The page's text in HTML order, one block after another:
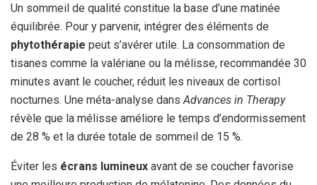
Un sommeil de qualité constitue la base d’une matinée
équilibrée. Pour y parvenir, intégrer des éléments de
phytothérapie peut s’avérer utile. La consommation de
tisanes comme la valériane ou la mélisse, recommandée 30
minutes avant le coucher, réduit les niveaux de cortisol
nocturnes. Une méta-analyse dansAdvances in Therapy
révèle que la mélisse améliore le temps d’endormissement
de 28 % et la durée totale de sommeil de 15 %.
Éviter les écrans lumineux avant de se coucher favorise